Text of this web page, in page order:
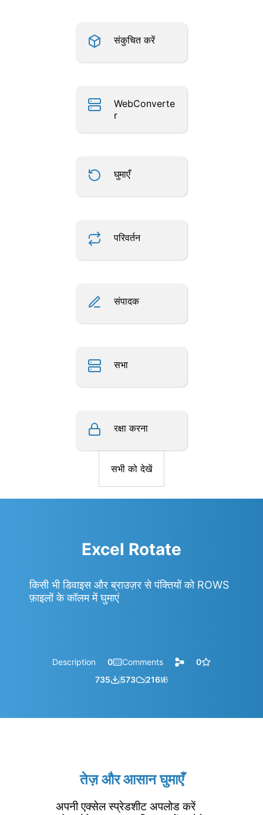
संकुचित करें
WebConverte
r
घुमाएँ
परिवर्तन
संपादक
सभा
रक्षा करना
सभी को देखें
Excel Rotate
किसी भी डिवाइस और ब्राउज़र से पंक्तियों को ROWS
फ़ाइलों के कॉलम में घुमाएं
Description 0 Comments
0
735
573 216㎆︎
तेज़ और आसान घुमाएँ
अपनी एक्सेल स्प्रेडशीट अपलोड करें